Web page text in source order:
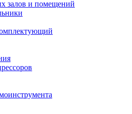
залов и помещений